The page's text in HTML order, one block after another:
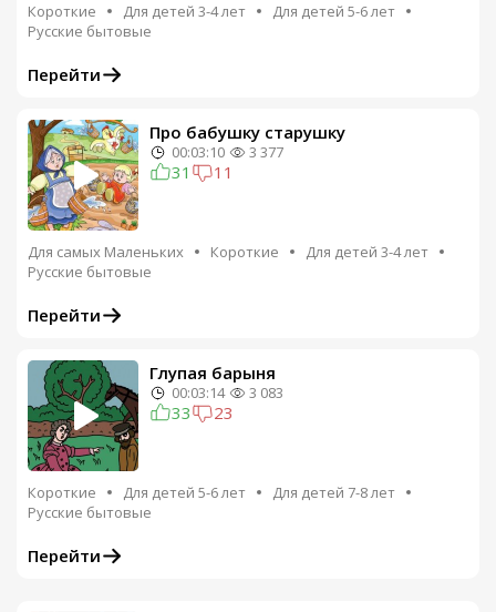
Короткие Для детей 3-4 лет
Для детей 5-6 лет
Русские бытовые
Перейти
Про бабушку старушку
00:03:10 3 377
31 11
Для самых Маленьких Короткие
Для детей 3-4 лет
Русские бытовые
Перейти
Глупая барыня
00:03:14 3 083
33 23
Короткие Для детей 5-6 лет
Для детей 7-8 лет
Русские бытовые
Перейти